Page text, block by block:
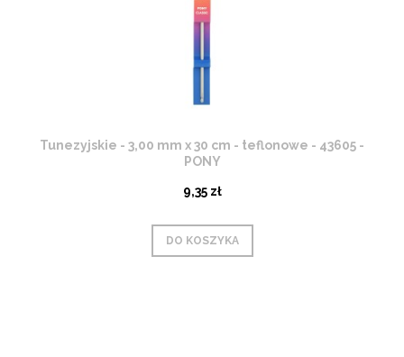
Tunezyjskie - 3,00 mm x 30 cm - teflonowe - 43605 -
PONY
9,35 zł
DO KOSZYKA